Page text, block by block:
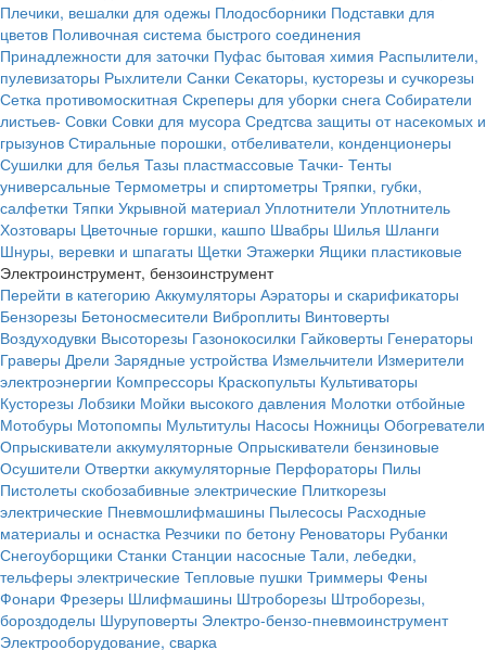
Плечики, вешалки для одежы Плодосборники Подставки для
цветов Поливочная система быстрого соединения
Принадлежности для заточки Пуфас бытовая химия Распылители,
пулевизаторы Рыхлители Санки Секаторы, кусторезы и сучкорезы
Сетка противомоскитная Скреперы для уборки снега Собиратели
листьев- Совки Совки для мусора Средтсва защиты от насекомых и
грызунов Стиральные порошки, отбеливатели, конденционеры
Сушилки для белья Тазы пластмассовые Тачки- Тенты
универсальные Термометры и спиртометры Тряпки, губки,
салфетки Тяпки Укрывной материал Уплотнители Уплотнитель
Хозтовары Цветочные горшки, кашпо Швабры Шилья Шланги
Шнуры, веревки и шпагаты Щетки Этажерки Ящики пластиковые
Электроинструмент, бензоинструмент
Перейти в категорию Аккумуляторы Аэраторы и скарификаторы
Бензорезы Бетоносмесители Виброплиты Винтоверты
Воздуходувки Высоторезы Газонокосилки Гайковерты Генераторы
Граверы Дрели Зарядные устройства Измельчители Измерители
электроэнергии Компрессоры Краскопульты Культиваторы
Кусторезы Лобзики Мойки высокого давления Молотки отбойные
Мотобуры Мотопомпы Мультитулы Насосы Ножницы Обогреватели
Опрыскиватели аккумуляторные Опрыскиватели бензиновые
Осушители Отвертки аккумуляторные Перфораторы Пилы
Пистолеты скобозабивные электрические Плиткорезы
электрические Пневмошлифмашины Пылесосы Расходные
материалы и оснастка Резчики по бетону Реноваторы Рубанки
Снегоуборщики Станки Станции насосные Тали, лебедки,
тельферы электрические Тепловые пушки Триммеры Фены
Фонари Фрезеры Шлифмашины Штроборезы Штроборезы,
бороздоделы Шуруповерты Электро-бензо-пневмоинструмент
Электрооборудование, сварка